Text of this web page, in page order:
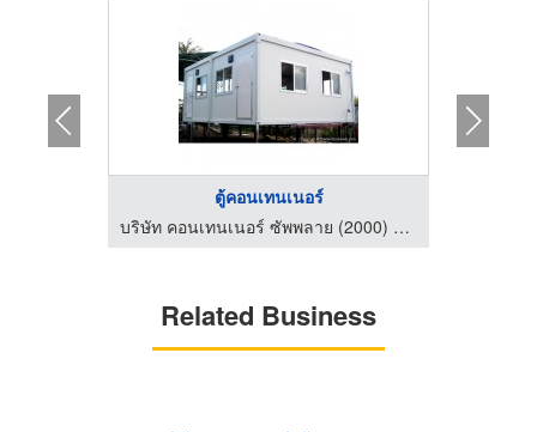
ตู้คอนเทนเนอร์
บริษัท คอนเทนเนอร์ ซัพพลาย (2000) จำกัด
Related Business